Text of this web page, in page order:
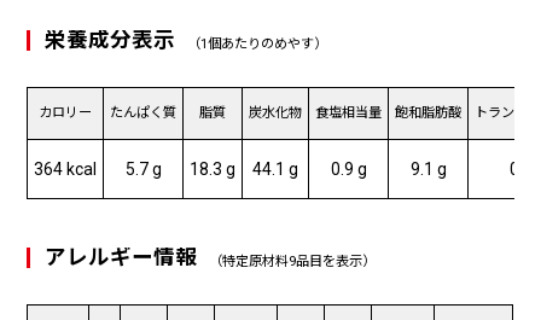
栄養成分表示 （1個あたりのめやす）
カロリー たんぱく質 脂質 炭水化物 食塩相当量 飽和脂肪酸 トランス
364 kcal 5.7 g 18.3 g 44.1 g 0.9 g 9.1 g 0 g
アレルギー情報 （特定原材料9品目を表示）